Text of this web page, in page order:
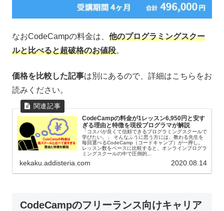
なおCodeCampの料金は、 他のプログラミングスクー
ルと比べると超破格のお値段。
価格を比較した記事は別にあるので、詳細はこちらをお
読みください。
CodeCampの料金が1レッスン6,950円と安す
ぎる理由と特徴を現役プログラマが解説
「コスパが良くて信頼できるプログラミングスクールで
学びたい。」 そんなふうに思う方には、教わる先生を
毎回選べるCodeCamp（コードキャンプ）が一押し。
レッスン数をベースに比較すると、オンラインプログラ
ミングスクールの中で圧倒的...
kekaku.addisteria.com 2020.08.14
CodeCampのフリーランス向けキャリア